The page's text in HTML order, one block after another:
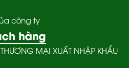
công ty
hàng
MẠI XUẤT NHẬP KHẨU